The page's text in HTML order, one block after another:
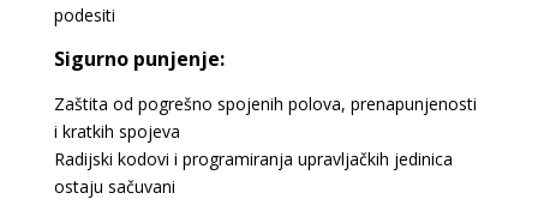
podesiti
Sigurno punjenje:
Zaštita od pogrešno spojenih polova, prenapunjenosti
i kratkih spojeva
Radijski kodovi i programiranja upravljačkih jedinica
ostaju sačuvani